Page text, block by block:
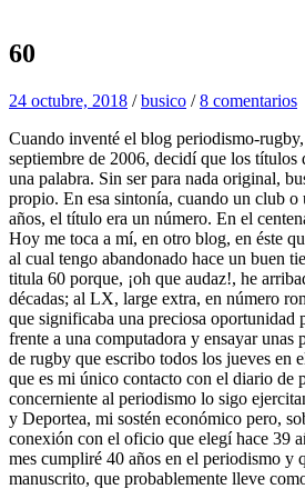
60
24 octubre, 2018 /busico /8 comentarios
Cuando inventé el blog periodismo-
septiembre de 2006, decidí que los títulos
una palabra. Sin ser para nada original,
propio. En esa sintonía, cuando un club o
años, el título era un número. En el
Hoy me toca a mí, en otro blog, en éste
al cual tengo abandonado hace un buen
titula 60 porque, ¡oh que audaz!, he
décadas; al LX, large extra, en número
que significaba una preciosa oportunidad
frente a una computadora y ensayar unas
de rugby que escribo todos los jueves en
que es mi único contacto con el diario de
concerniente al periodismo lo sigo
y Deportea, mi sostén económico pero,
conexión con el oficio que elegí hace 39
mes cumpliré 40 años en el periodismo y
manuscrito, que probablemente lleve